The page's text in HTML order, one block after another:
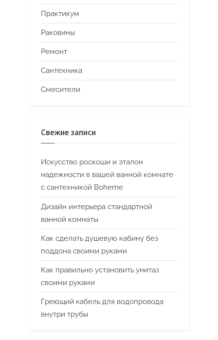
Практикум
Раковины
Ремонт
Сантехника
Смесители
Свежие записи
Искусство роскоши и эталон
надежности в вашей ванной комнате
с сантехникой Boheme
Дизайн интерьера стандартной
ванной комнаты
Как сделать душевую кабину без
поддона своими руками
Как правильно установить унитаз
своими руками
Греющий кабель для водопровода
внутри трубы